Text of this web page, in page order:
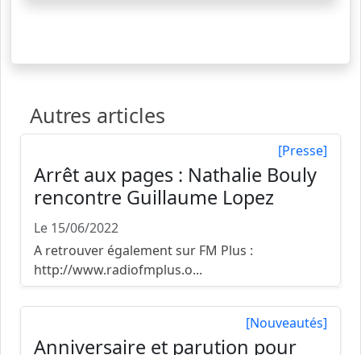
et montrer que c’est lui le Janus, le grand
suite...
Autres articles
[Presse]
Arrêt aux pages : Nathalie Bouly
rencontre Guillaume Lopez
Le 15/06/2022
A retrouver également sur FM Plus :
http://www.radiofmplus.o...
[Nouveautés]
Anniversaire et parution pour